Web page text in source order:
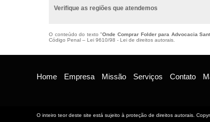
Verifique as regiões que atendemos
O conteúdo do texto "Onde Comprar Folder para Advocacia
Código Penal – Lei 9610/98 - Lei de direitos autorais
Home Empresa Missão Serviços Contato
O inteiro teor deste site está sujeito à proteção de direitos autorais.